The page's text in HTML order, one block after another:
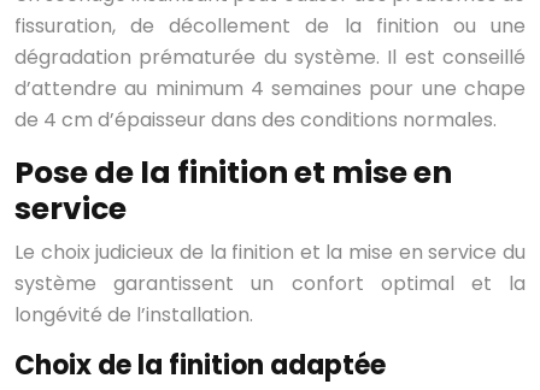
fissuration, de décollement de la finition ou une
dégradation prématurée du système. Il est conseillé
d’attendre au minimum 4 semaines pour une chape
de 4 cm d’épaisseur dans des conditions normales.
Pose de la finition et mise en
service
Le choix judicieux de la finition et la mise en service du
système garantissent un confort optimal et la
longévité de l’installation.
Choix de la finition adaptée